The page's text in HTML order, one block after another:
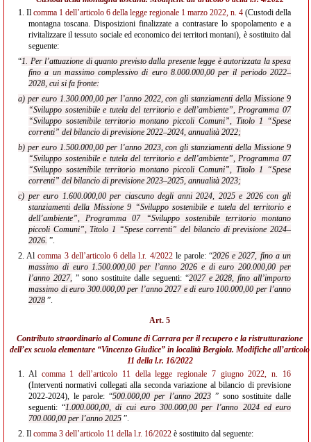
1. Il comma 1 dell’articolo 6 della legge regionale 1 marzo 2022, n. 4 (Custodi della
montagna toscana. Disposizioni finalizzate a contrastare lo spopolamento e a
rivitalizzare il tessuto sociale ed economico dei territori montani), è sostituito dal
seguente:
“1. Per l’attuazione di quanto previsto dalla presente legge è autorizzata la spesa
fino a un massimo complessivo di euro 8.000.000,00 per il periodo 2022–
2028, cui si fa fronte:
a) per euro 1.300.000,00 per l’anno 2022, con gli stanziamenti della Missione 9
“Sviluppo sostenibile e tutela del territorio e dell’ambiente”, Programma 07
“Sviluppo sostenibile territorio montano piccoli Comuni”, Titolo 1 “Spese
correnti” del bilancio di previsione 2022–2024, annualità 2022;
b) per euro 1.500.000,00 per l’anno 2023, con gli stanziamenti della Missione 9
“Sviluppo sostenibile e tutela del territorio e dell’ambiente”, Programma 07
“Sviluppo sostenibile territorio montano piccoli Comuni”, Titolo 1 “Spese
correnti” del bilancio di previsione 2023–2025, annualità 2023;
c) per euro 1.600.000,00 per ciascuno degli anni 2024, 2025 e 2026 con gli
stanziamenti della Missione 9 “Sviluppo sostenibile e tutela del territorio e
dell’ambiente”, Programma 07 “Sviluppo sostenibile territorio montano
piccoli Comuni”, Titolo 1 “Spese correnti” del bilancio di previsione 2024–
2026. ”.
2. Alcomma 3 dell’articolo 6 della l.r. 4/2022le parole: “2026 e 2027, fino a un
massimo di euro 1.500.000,00 per l’anno 2026 e di euro 200.000,00 per
l’anno 2027,” sono sostituite dalle seguenti: “2027 e 2028, fino all’importo
massimo di euro 300.000,00 per l’anno 2027 e di euro 100.000,00 per l’anno
2028 ”.
Art. 5
Contributo straordinario al Comune di Carrara per il recupero e la ristrutturazione
dell’ex scuola elementare “Vincenzo Giudice” in località Bergiola. Modifiche all’articolo
11 della l.r. 16/2022
1. Al comma 1 dell’articolo 11 della legge regionale 7 giugno 2022, n. 16
(Interventi normativi collegati alla seconda variazione al bilancio di previsione
2022-2024), le parole: “500.000,00 per l’anno 2023 ” sono sostituite dalle
seguenti: “1.000.000,00, di cui euro 300.000,00 per l’anno 2024 ed euro
700.000,00 per l’anno 2025 ”.
2. Il comma 3 dell’articolo 11 della l.r. 16/2022 è sostituito dal seguente: